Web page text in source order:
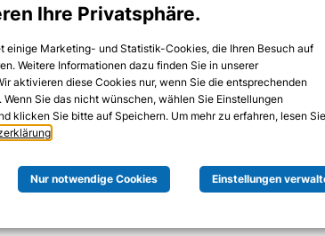
steigt stetig. Die Angriffe werden immer
knappe Ressourcen. Moderne Security
ständig wandelnden Umfeld gut gerüstet
Ihre Privatsphäre.
einige Marketing- und Statistik-Cookies, die Ihren Besuch auf
Weitere Informationen dazu finden Sie in unserer
aktivieren diese Cookies nur, wenn Sie die entsprechenden
Sie das nicht wünschen, wählen Sie Einstellungen
klicken Sie bitte auf Speichern. Um mehr zu erfahren, lesen Sie
Nur notwendige Cookies Einstellungen